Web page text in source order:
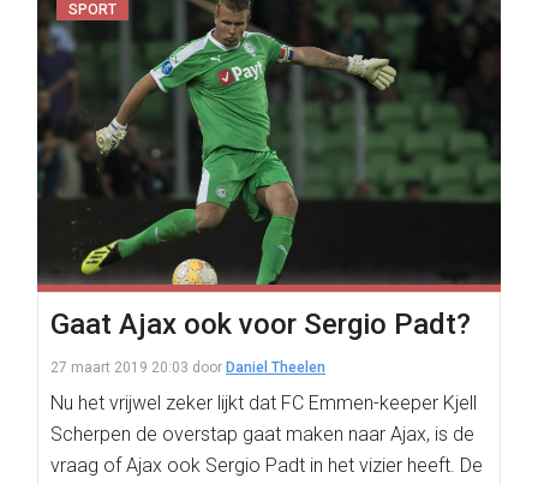
SPORT
Gaat Ajax ook voor Sergio Padt?
27 maart 2019 20:03 door Daniel Theelen
Nu het vrijwel zeker lijkt dat FC Emmen-keeper Kjell
Scherpen de overstap gaat maken naar Ajax, is de
vraag of Ajax ook Sergio Padt in het vizier heeft. De